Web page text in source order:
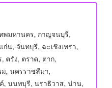
พมหานคร, กาญจนบุรี,
น, จันทบุรี, ฉะเชิงเทรา,
ตรัง, ตราด, ตาก,
, นครราชสีมา,
, นนทบุรี, นราธิวาส, น่าน,